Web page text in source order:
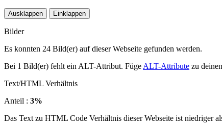
Ausklappen Einklappen
Bilder
Es konnten 24 Bild(er) auf dieser Webseite gefunden werden.
Bei 1 Bild(er) fehlt ein ALT-Attribut. Füge ALT-Attribute zu
Text/HTML Verhältnis
Anteil : 3%
Das Text zu HTML Code Verhältnis dieser Webseite ist niedriger